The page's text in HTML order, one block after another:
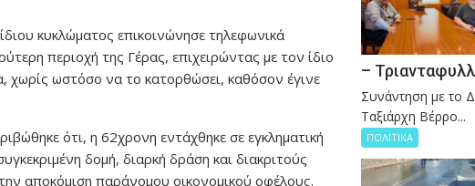
κυκλώματος επικοινώνησε τηλεφωνικά
περιοχή της Γέρας, επιχειρώντας με τον ίδιο
χωρίς ωστόσο να το κατορθώσει, καθόσον έγινε
ότι, η 62χρονη εντάχθηκε σε εγκληματική
δομή, διαρκή δράση και διακριτούς
αποκόμιση παράνομου οικονομικού οφέλους.
–
Συνάντηση με το
Ταξιάρχη Βέρρο...
ΠΟΛΙΤΙΚΑ